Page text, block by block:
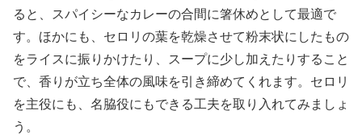
ると、スパイシーなカレーの合間に箸休めとして最適で
す。ほかにも、セロリの葉を乾燥させて粉末状にしたもの
をライスに振りかけたり、スープに少し加えたりすること
で、香りが立ち全体の風味を引き締めてくれます。セロリ
を主役にも、名脇役にもできる工夫を取り入れてみましょ
う。